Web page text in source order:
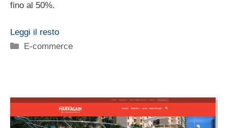
fino al 50%.
Leggi il resto
Categorie
E-commerce